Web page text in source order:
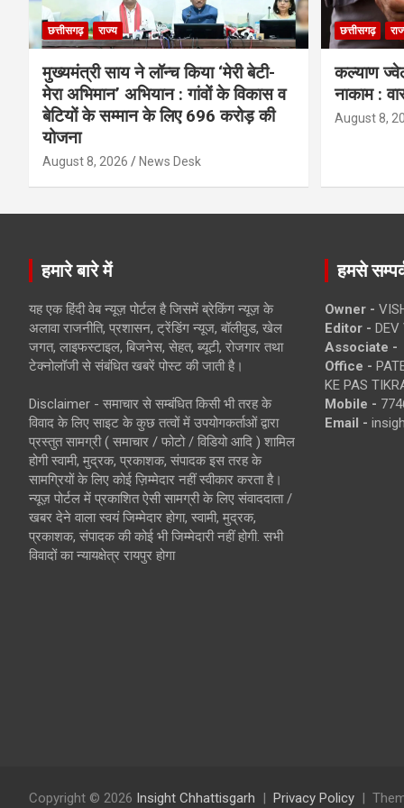
छत्तीसगढ़ राज्य
मुख्यमंत्री साय ने लॉन्च किया ‘मेरी बेटी-
मेरा अभिमान’ अभियान : गांवों के विकास व
बेटियों के सम्मान के लिए 696 करोड़ की
योजना
August 8, 2026 News Desk
छत्तीसगढ़
कल्याण
नाकाम :
August 8,
हमारे बारे में
यह एक हिंदी वेब न्यूज़ पोर्टल है जिसमें ब्रेकिंग न्यूज़ के
अलावा राजनीति, प्रशासन, ट्रेंडिंग न्यूज, बॉलीवुड, खेल
जगत, लाइफस्टाइल, बिजनेस, सेहत, ब्यूटी, रोजगार तथा
टेक्नोलॉजी से संबंधित खबरें पोस्ट की जाती है।
Disclaimer - समाचार से सम्बंधित किसी भी तरह के
विवाद के लिए साइट के कुछ तत्वों में उपयोगकर्ताओं द्वारा
प्रस्तुत सामग्री ( समाचार / फोटो / विडियो आदि ) शामिल
होगी स्वामी, मुद्रक, प्रकाशक, संपादक इस तरह के
सामग्रियों के लिए कोई ज़िम्मेदार नहीं स्वीकार करता है।
न्यूज़ पोर्टल में प्रकाशित ऐसी सामग्री के लिए संवाददाता /
खबर देने वाला स्वयं जिम्मेदार होगा, स्वामी, मुद्रक,
प्रकाशक, संपादक की कोई भी जिम्मेदारी नहीं होगी. सभी
विवादों का न्यायक्षेत्र रायपुर होगा
हमसे
Owner -
Editor - DEV
Associate -
Office -
KE PAS
Mobile -
Email -
Copyright © 2026 Insight Chhattisgarh Privacy Policy